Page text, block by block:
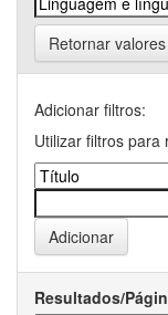
Retornar valores
Adicionar filtros:
Utilizar filtros para
Resultados/